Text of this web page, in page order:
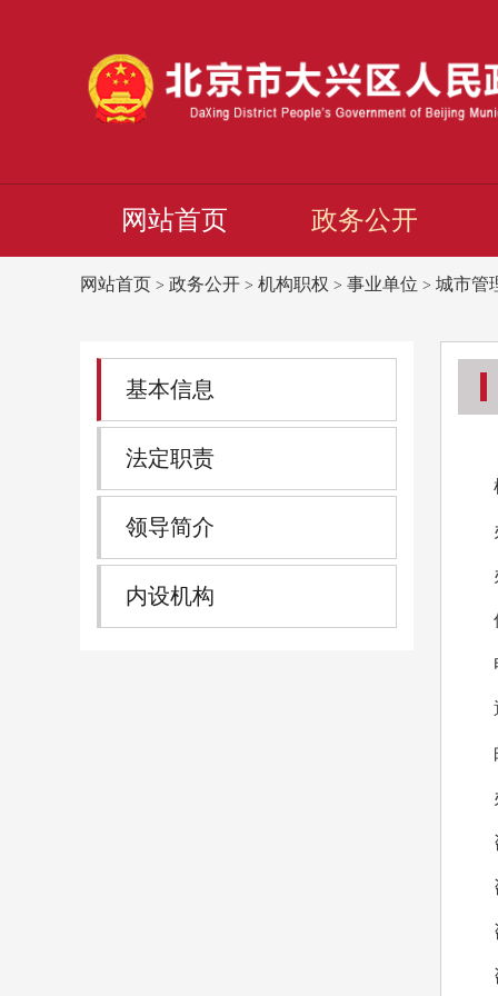
网站首页 政务公开
网站首页 > 政务公开 > 机构职权 > 事业单位 > 城市管
基本信息
法定职责
领导简介
内设机构
机
办
办
传
电
通
邮
办
咨
咨
咨
咨